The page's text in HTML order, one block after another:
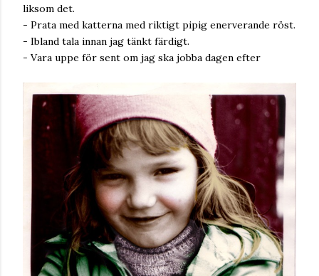
liksom det.
- Prata med katterna med riktigt pipig enerverande röst.
- Ibland tala innan jag tänkt färdigt.
- Vara uppe för sent om jag ska jobba dagen efter